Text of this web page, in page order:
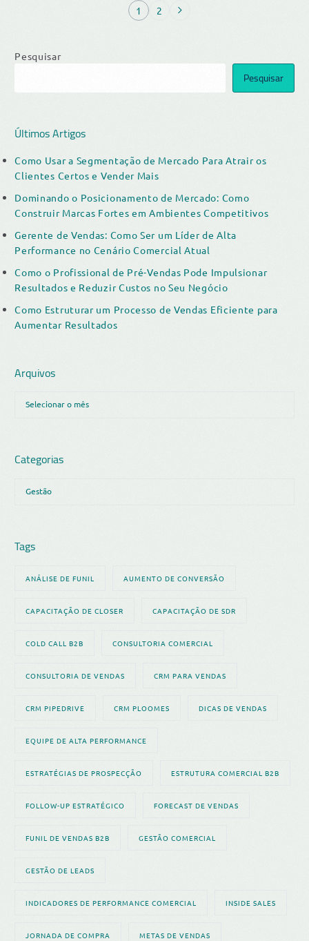
1 2
Pesquisar
Pesquisar
Últimos Artigos
Como Usar a Segmentação de Mercado Para Atrair os
Clientes Certos e Vender Mais
Dominando o Posicionamento de Mercado: Como
Construir Marcas Fortes em Ambientes Competitivos
Gerente de Vendas: Como Ser um Líder de Alta
Performance no Cenário Comercial Atual
Como o Profissional de Pré-Vendas Pode Impulsionar
Resultados e Reduzir Custos no Seu Negócio
Como Estruturar um Processo de Vendas Eficiente para
Aumentar Resultados
Arquivos
Categorias
Tags
ANÁLISE DE FUNIL AUMENTO DE CONVERSÃO
CAPACITAÇÃO DE CLOSER CAPACITAÇÃO DE SDR
COLD CALL B2B CONSULTORIA COMERCIAL
CONSULTORIA DE VENDAS CRM PARA VENDAS
CRM PIPEDRIVE CRM PLOOMES DICAS DE VENDAS
EQUIPE DE ALTA PERFORMANCE
ESTRATÉGIAS DE PROSPECÇÃO ESTRUTURA COMERCIAL B2B
FOLLOW-UP ESTRATÉGICO FORECAST DE VENDAS
FUNIL DE VENDAS B2B GESTÃO COMERCIAL
GESTÃO DE LEADS
INDICADORES DE PERFORMANCE COMERCIAL INSIDE SALES
JORNADA DE COMPRA METAS DE VENDAS